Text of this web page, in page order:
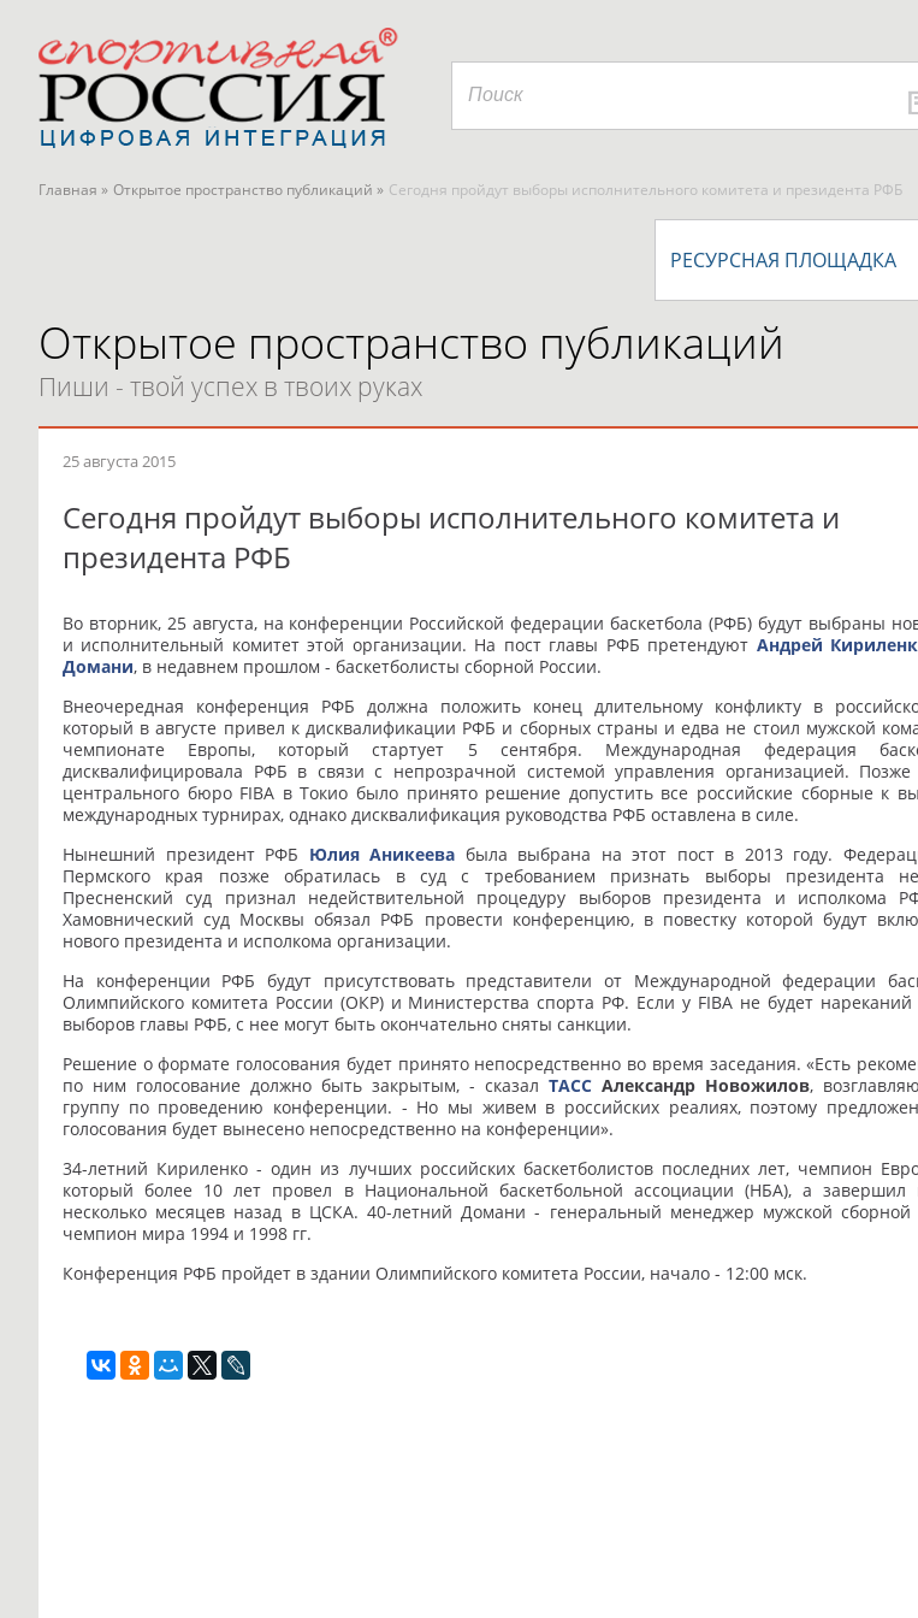
Главная » Открытое пространство публикаций » Сегодня пройдут выборы исполнительного комитета и президента РФБ
РЕСУРСНАЯ ПЛОЩАДКА
Открытое пространство публикаций
Пиши - твой успех в твоих руках
25 августа 2015
Сегодня пройдут выборы исполнительного комитета и
президента РФБ
Во вторник, 25 августа, на конференции Российской федерации баскетбола (РФБ) будут выбраны
и исполнительный комитет этой организации. На пост главы РФБ претендуют Андрей
Домани, в недавнем прошлом - баскетболисты сборной России.
Внеочередная конференция РФБ должна положить конец длительному конфликту в
который в августе привел к дисквалификации РФБ и сборных страны и едва не стоил мужской
чемпионате Европы, который стартует 5 сентября. Международная федерация
дисквалифицировала РФБ в связи с непрозрачной системой управления организацией. Позже
центрального бюро FIBA в Токио было принято решение допустить все российские сборные к
международных турнирах, однако дисквалификация руководства РФБ оставлена в силе.
Нынешний президент РФБ Юлия Аникеева была выбрана на этот пост в 2013 году.
Пермского края позже обратилась в суд с требованием признать выборы президента
Пресненский суд признал недействительной процедуру выборов президента и
Хамовнический суд Москвы обязал РФБ провести конференцию, в повестку которой будут
нового президента и исполкома организации.
На конференции РФБ будут присутствовать представители от Международной федерации
Олимпийского комитета России (ОКР) и Министерства спорта РФ. Если у FIBA не будет
выборов главы РФБ, с нее могут быть окончательно сняты санкции.
Решение о формате голосования будет принято непосредственно во время заседания. «Есть
по ним голосование должно быть закрытым, - сказал ТАСС Александр Новожилов,
группу по проведению конференции. - Но мы живем в российских реалиях, поэтому
голосования будет вынесено непосредственно на конференции».
34-летний Кириленко - один из лучших российских баскетболистов последних лет, чемпион
который более 10 лет провел в Национальной баскетбольной ассоциации (НБА), а завершил
несколько месяцев назад в ЦСКА. 40-летний Домани - генеральный менеджер мужской сборной
чемпион мира 1994 и 1998 гг.
Конференция РФБ пройдет в здании Олимпийского комитета России, начало - 12:00 мск.